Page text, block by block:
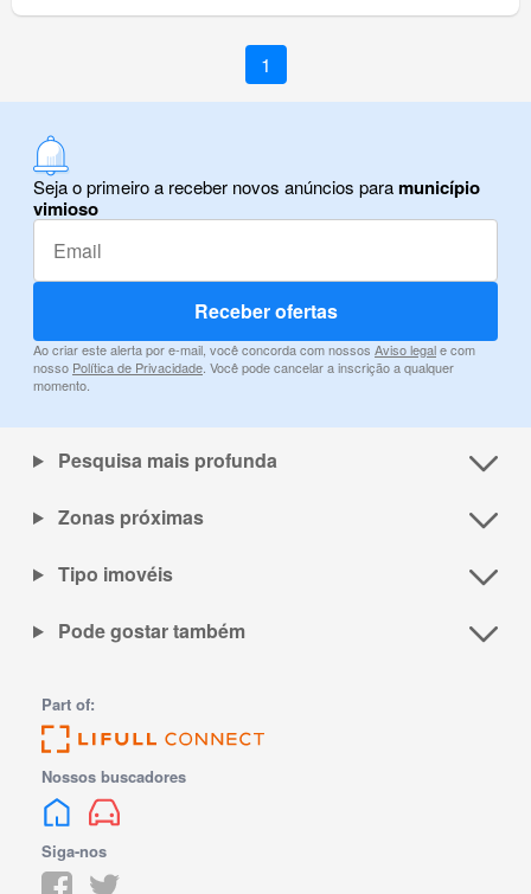
1
Seja o primeiro a receber novos anúncios paramunicípio
vimioso
Receber ofertas
Ao criar este alerta por e-mail, você concorda com nossos Aviso legale com
nosso Política de Privacidade . Você pode cancelar a inscrição a qualquer
momento.
Pesquisa mais profunda
Zonas próximas
Tipo imovéis
Pode gostar também
Part of:
Nossos buscadores
Siga-nos